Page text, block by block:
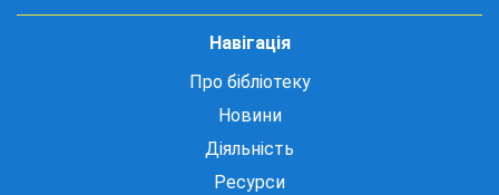
Навігація
Про бібліотеку
Новини
Діяльність
Ресурси